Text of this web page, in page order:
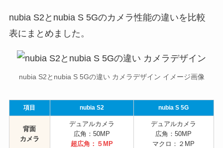
nubia S2とnubia S 5Gのカメラ性能の違いを比較
表にまとめました。
nubia S2とnubia S 5Gの違い カメラデザイン イメージ画像
項目 nubia S2 nubia S 5G
背面
カメラ
デュアルカメラ
広角：50MP
超広角：５MP
デュアルカメラ
広角：50MP
マクロ：２MP